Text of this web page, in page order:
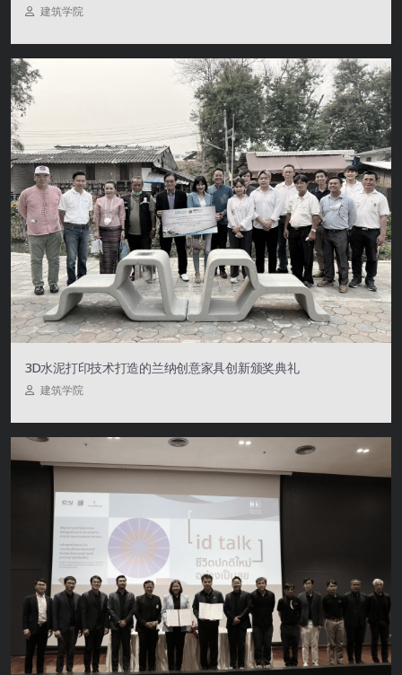
建筑学院
3D水泥打印技术打造的兰纳创意家具创新颁奖典礼
建筑学院